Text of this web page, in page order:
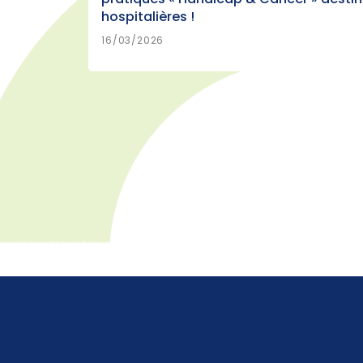
hospitalières !
16/03/2026
EN SAVOIR PLUS >